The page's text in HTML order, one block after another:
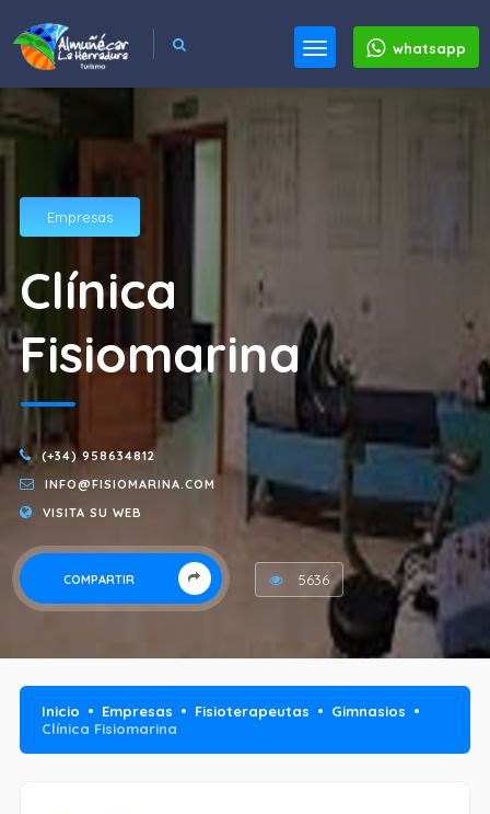
whatsapp
Empresas
Clínica
Fisiomarina
(+34) 958634812
INFO@FISIOMARINA.COM
VISITA SU WEB
COMPARTIR 5636
Inicio Empresas Fisioterapeutas
Gimnasios
Clínica Fisiomarina